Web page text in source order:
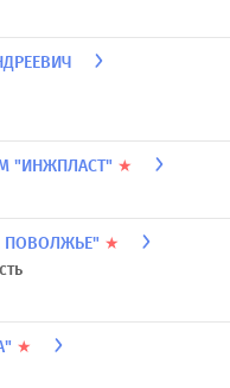
"ИНЖПЛАСТ" ★
ПОВОЛЖЬЕ" ★
★